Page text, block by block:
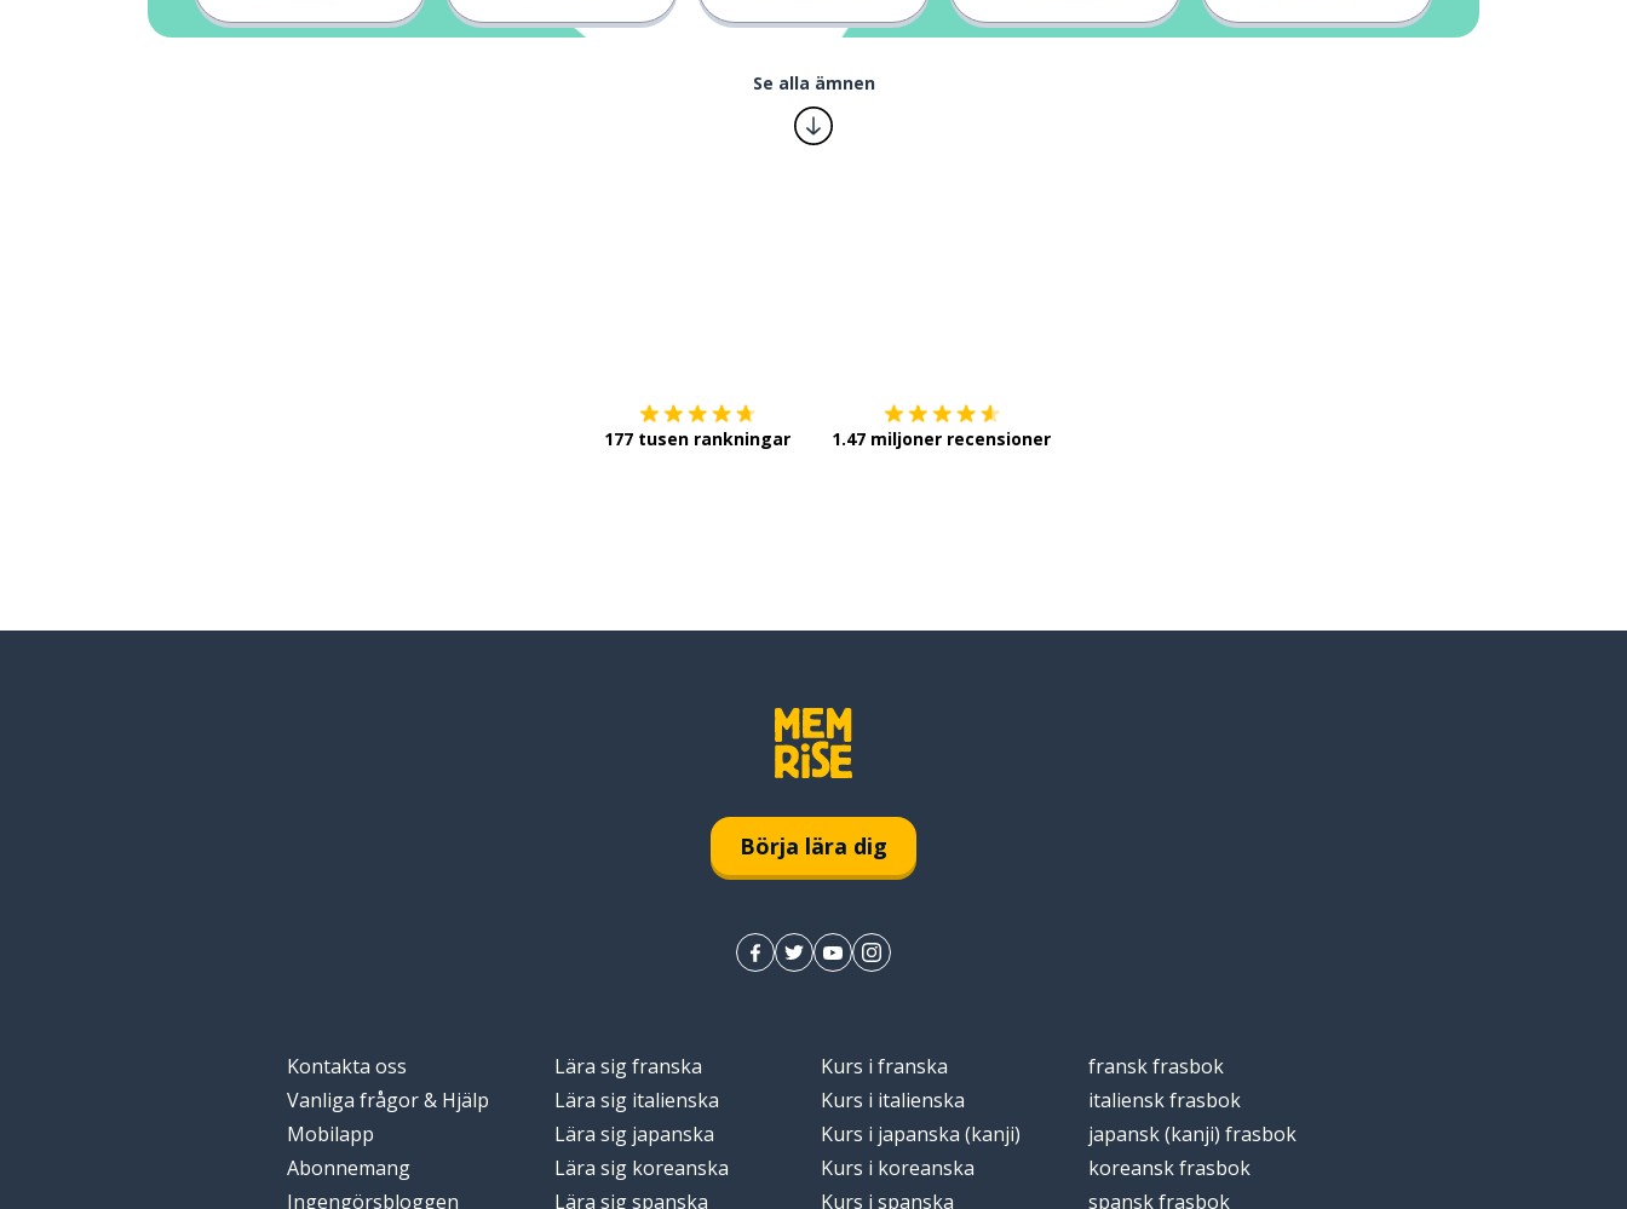
Se alla ämnen
177 tusen rankningar 1.47 miljoner recensioner
Börja lära dig
Kontakta oss
Vanliga frågor & Hjälp
Mobilapp
Abonnemang
Ingengörsbloggen
Lära sig franska
Lära sig italienska
Lära sig japanska
Lära sig koreanska
Lära sig spanska
Kurs i franska
Kurs i italienska
Kurs i japanska (kanji)
Kurs i koreanska
Kurs i spanska
fransk frasbok
italiensk frasbok
japansk (kanji) frasbok
koreansk frasbok
spansk frasbok